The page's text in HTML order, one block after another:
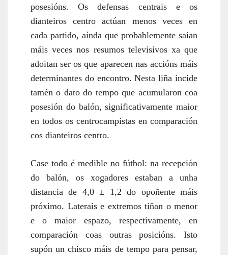
posesións. Os defensas centrais e os
dianteiros centro actúan menos veces en
cada partido, aínda que probablemente saian
máis veces nos resumos televisivos xa que
adoitan ser os que aparecen nas accións máis
determinantes do encontro. Nesta liña incide
tamén o dato do tempo que acumularon coa
posesión do balón, significativamente maior
en todos os centrocampistas en comparación
cos dianteiros centro.
Case todo é medible no fútbol: na recepción
do balón, os xogadores estaban a unha
distancia de 4,0 ± 1,2 do opoñente máis
próximo. Laterais e extremos tiñan o menor
e o maior espazo, respectivamente, en
comparación coas outras posicións. Isto
supón un chisco máis de tempo para pensar,